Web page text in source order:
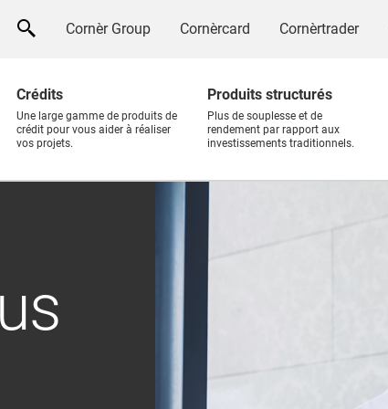
Cornèr Group Cornèrcard Cornèrtrader
Crédits
Une large gamme de produits de
crédit pour vous aider à réaliser
vos projets.
Produits structurés
Plus de souplesse et de
rendement par rapport aux
investissements traditionnels.